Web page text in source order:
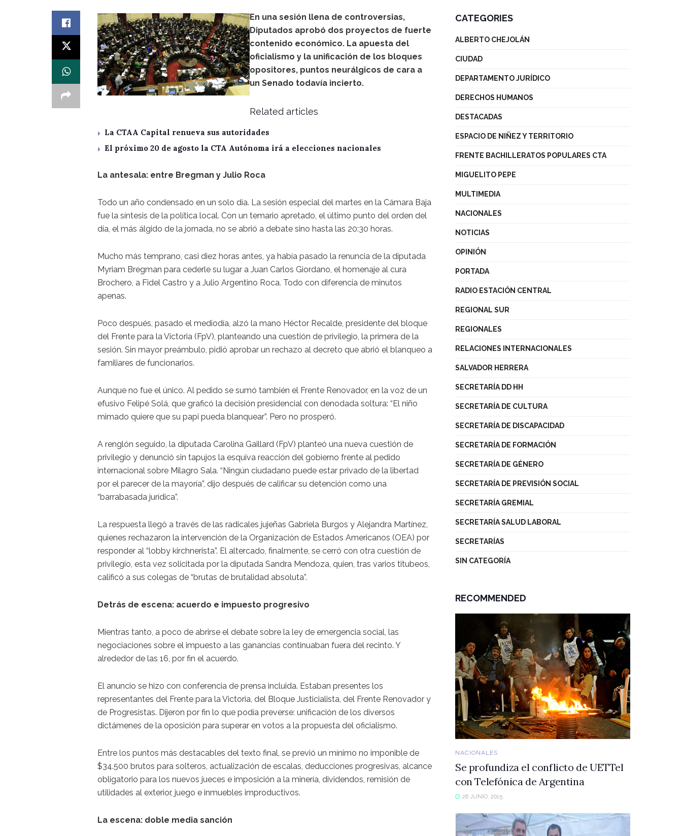
En una sesión llena de controversias,
Diputados aprobó dos proyectos de fuerte
contenido económico. La apuesta del
oficialismo y la unificación de los bloques
opositores, puntos neurálgicos de cara a
un Senado todavía incierto.
Related articles
La CTAA Capital renueva sus autoridades
El próximo 20 de agosto la CTA Autónoma irá a elecciones nacionales
La antesala: entre Bregman y Julio Roca
Todo un año condensado en un solo día. La sesión especial del martes en la Cámara Baja
fue la síntesis de la política local. Con un temario apretado, el último punto del orden del
día, el más álgido de la jornada, no se abrió a debate sino hasta las 20:30 horas.
Mucho más temprano, casi diez horas antes, ya había pasado la renuncia de la diputada
Myriam Bregman para cederle su lugar a Juan Carlos Giordano, el homenaje al cura
Brochero, a Fidel Castro y a Julio Argentino Roca. Todo con diferencia de minutos
apenas.
Poco después, pasado el mediodía, alzó la mano Héctor Recalde, presidente del bloque
del Frente para la Victoria (FpV), planteando una cuestión de privilegio, la primera de la
sesión. Sin mayor preámbulo, pidió aprobar un rechazo al decreto que abrió el blanqueo a
familiares de funcionarios.
Aunque no fue el único. Al pedido se sumó también el Frente Renovador, en la voz de un
efusivo Felipé Solá, que graficó la decisión presidencial con denodada soltura: “El niño
mimado quiere que su papi pueda blanquear”. Pero no prosperó.
A renglón seguido, la diputada Carolina Gaillard (FpV) planteó una nueva cuestión de
privilegio y denunció sin tapujos la esquiva reacción del gobierno frente al pedido
internacional sobre Milagro Sala. “Ningún ciudadano puede estar privado de la libertad
por el parecer de la mayoría”, dijo después de calificar su detención como una
“barrabasada jurídica”.
La respuesta llegó a través de las radicales jujeñas Gabriela Burgos y Alejandra Martínez,
quienes rechazaron la intervención de la Organización de Estados Americanos (OEA) por
responder al “lobby kirchnerista”. El altercado, finalmente, se cerró con otra cuestión de
privilegio, esta vez solicitada por la diputada Sandra Mendoza, quien, tras varios titubeos,
calificó a sus colegas de “brutas de brutalidad absoluta”.
Detrás de escena: acuerdo e impuesto progresivo
Mientras tanto, a poco de abrirse el debate sobre la ley de emergencia social, las
negociaciones sobre el impuesto a las ganancias continuaban fuera del recinto. Y
alrededor de las 16, por fin el acuerdo.
El anuncio se hizo con conferencia de prensa incluida. Estaban presentes los
representantes del Frente para la Victoria, del Bloque Justicialista, del Frente Renovador y
de Progresistas. Dijeron por fin lo que podía preverse: unificación de los diversos
dictámenes de la oposición para superar en votos a la propuesta del oficialismo.
Entre los puntos más destacables del texto final, se previó un mínimo no imponible de
$34.500 brutos para solteros, actualización de escalas, deducciones progresivas, alcance
obligatorio para los nuevos jueces e imposición a la minería, dividendos, remisión de
utilidades al exterior, juego e inmuebles improductivos.
La escena: doble media sanción
CATEGORIES
ALBERTO CHEJOLÁN
CIUDAD
DEPARTAMENTO JURÍDICO
DERECHOS HUMANOS
DESTACADAS
ESPACIO DE NIÑEZ Y TERRITORIO
FRENTE BACHILLERATOS POPULARES CTA
MIGUELITO PEPE
MULTIMEDIA
NACIONALES
NOTICIAS
OPINIÓN
PORTADA
RADIO ESTACIÓN CENTRAL
REGIONAL SUR
REGIONALES
RELACIONES INTERNACIONALES
SALVADOR HERRERA
SECRETARÍA DD HH
SECRETARÍA DE CULTURA
SECRETARÍA DE DISCAPACIDAD
SECRETARÍA DE FORMACIÓN
SECRETARÍA DE GÉNERO
SECRETARÍA DE PREVISIÓN SOCIAL
SECRETARÍA GREMIAL
SECRETARÍA SALUD LABORAL
SECRETARÍAS
SIN CATEGORÍA
RECOMMENDED
NACIONALES
Se profundiza el conflicto de UETTel
con Telefónica de Argentina
26 JUNIO, 2015